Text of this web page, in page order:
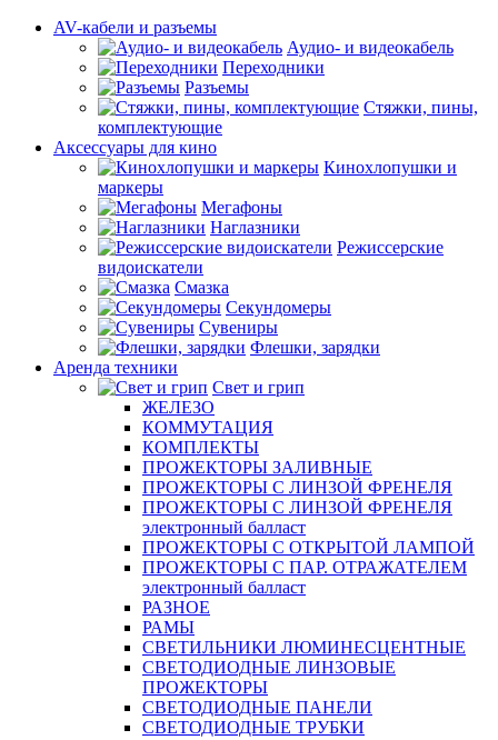
AV-кабели и разъемы
Аудио- и видеокабель
Переходники
Разъемы
Стяжки, пины,
комплектующие
Аксессуары для кино
Кинохлопушки и
маркеры
Мегафоны
Наглазники
Режиссерские
видоискатели
Смазка
Секундомеры
Сувениры
Флешки, зарядки
Аренда техники
Свет и грип
ЖЕЛЕЗО
КОММУТАЦИЯ
КОМПЛЕКТЫ
ПРОЖЕКТОРЫ ЗАЛИВНЫЕ
ПРОЖЕКТОРЫ С ЛИНЗОЙ ФРЕНЕЛЯ
ПРОЖЕКТОРЫ С ЛИНЗОЙ ФРЕНЕЛЯ
электронный балласт
ПРОЖЕКТОРЫ С ОТКРЫТОЙ ЛАМПОЙ
ПРОЖЕКТОРЫ С ПАР. ОТРАЖАТЕЛЕМ
электронный балласт
РАЗНОЕ
РАМЫ
СВЕТИЛЬНИКИ ЛЮМИНЕСЦЕНТНЫЕ
СВЕТОДИОДНЫЕ ЛИНЗОВЫЕ
ПРОЖЕКТОРЫ
СВЕТОДИОДНЫЕ ПАНЕЛИ
СВЕТОДИОДНЫЕ ТРУБКИ